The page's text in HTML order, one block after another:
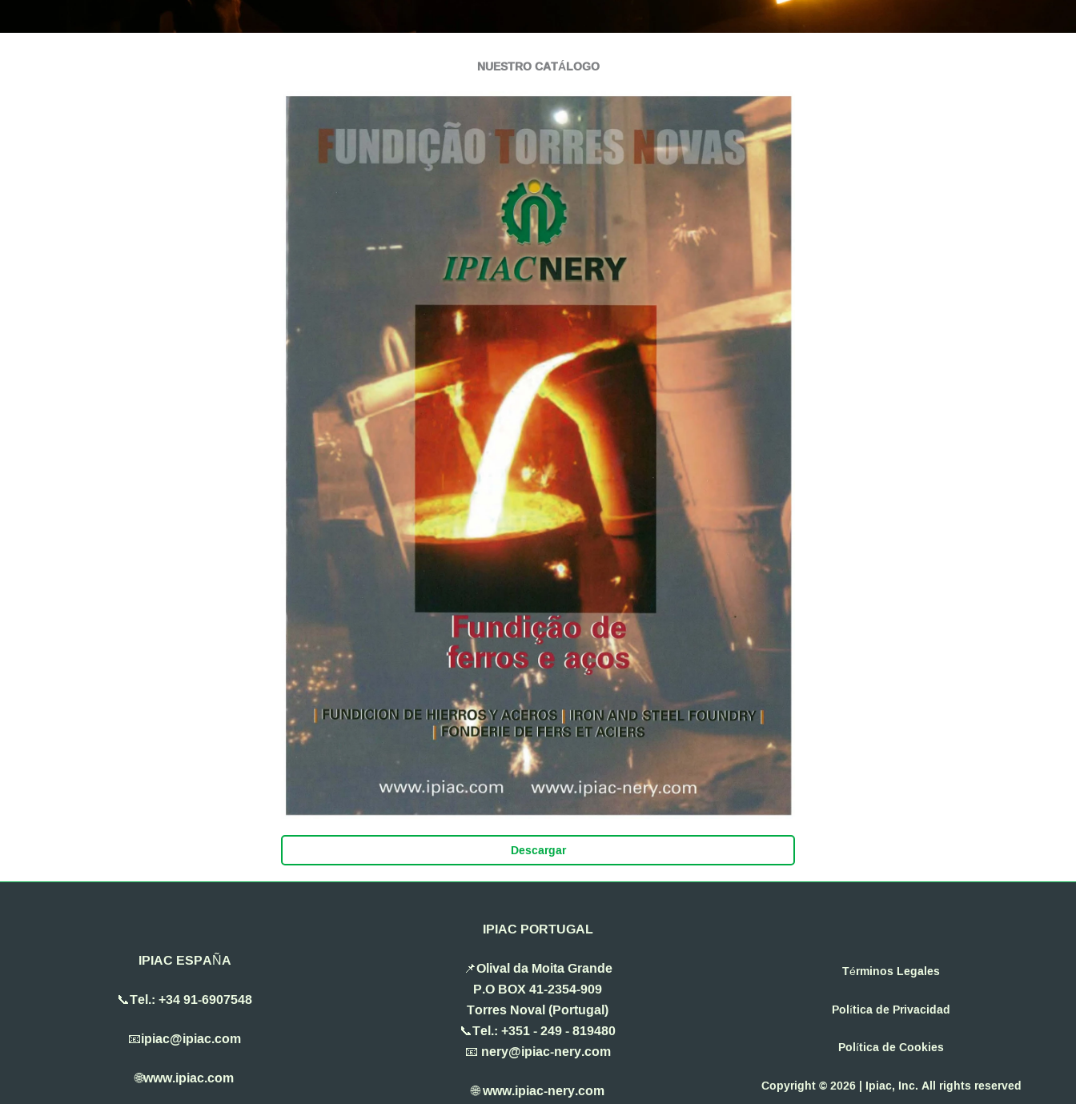
NUESTRO CATÁLOGO
Descargar
IPIAC ESPAÑA
📞Tel.: +34 91-6907548
📧ipiac@ipiac.com
🌐www.ipiac.com
IPIAC PORTUGAL
📌Olival da Moita Grande
P.O BOX 41-2354-909
Torres Noval (Portugal)
📞Tel.: +351 - 249 - 819480
📧 nery@ipiac-nery.com
🌐 www.ipiac-nery.com
Términos Legales
Política de Privacidad
Política de Cookies
Copyright © 2026 | Ipiac, Inc. All rights reserved